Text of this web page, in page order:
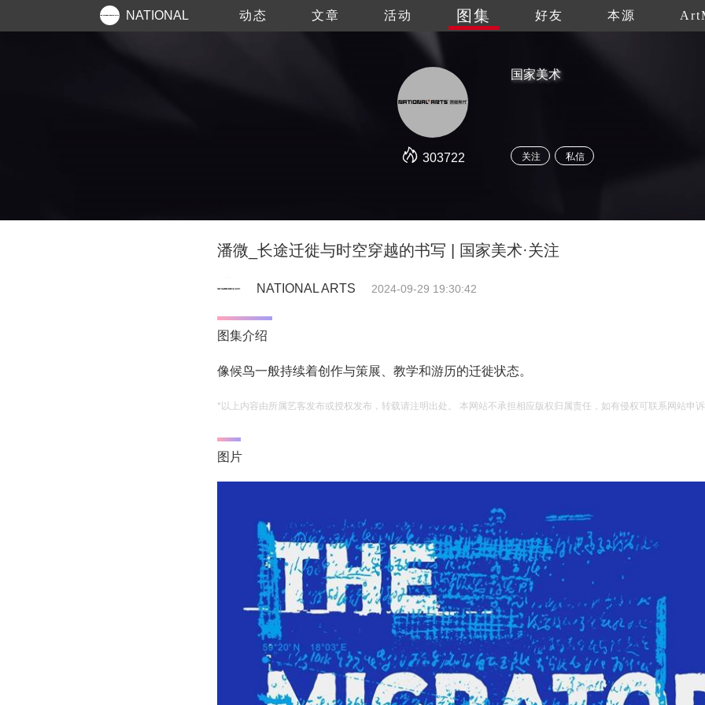
NATIONAL 动态 文章 活动 图集 好友 本源
303722
国家美术
关注 私信
潘微_长途迁徙与时空穿越的书写 | 国家美术·关注
NATIONAL ARTS 2024-09-29 19:30:42
图集介绍
像候鸟一般持续着创作与策展、教学和游历的迁徙状态。
*以上内容由所属艺客发布或授权发布，转载请注明出处。 本网站不承担相应版权归属责任，如有侵权可联系网站申
图片